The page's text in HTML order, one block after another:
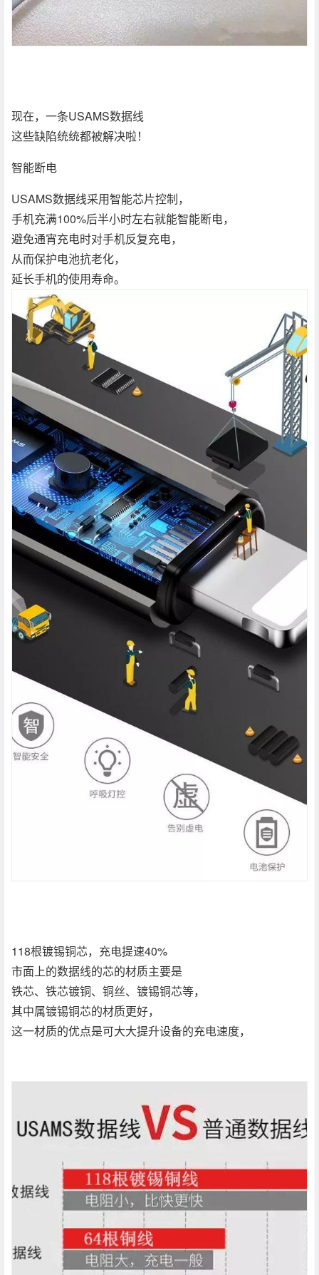
现在，一条USAMS数据线
这些缺陷统统都被解决啦！
智能断电
USAMS数据线采用智能芯片控制，
手机充满100%后半小时左右就能智能断电，
避免通宵充电时对手机反复充电，
从而保护电池抗老化，
延长手机的使用寿命。
118根镀锡铜芯，充电提速40%
市面上的数据线的芯的材质主要是
铁芯、铁芯镀铜、铜丝、镀锡铜芯等，
其中属镀锡铜芯的材质更好，
这一材质的优点是可大大提升设备的充电速度，